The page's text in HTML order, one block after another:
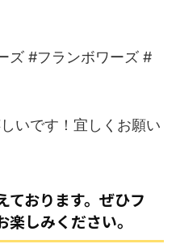
ズ #フランボワーズ #
いです！宜しくお願い
ております。ぜひフ
しみください。